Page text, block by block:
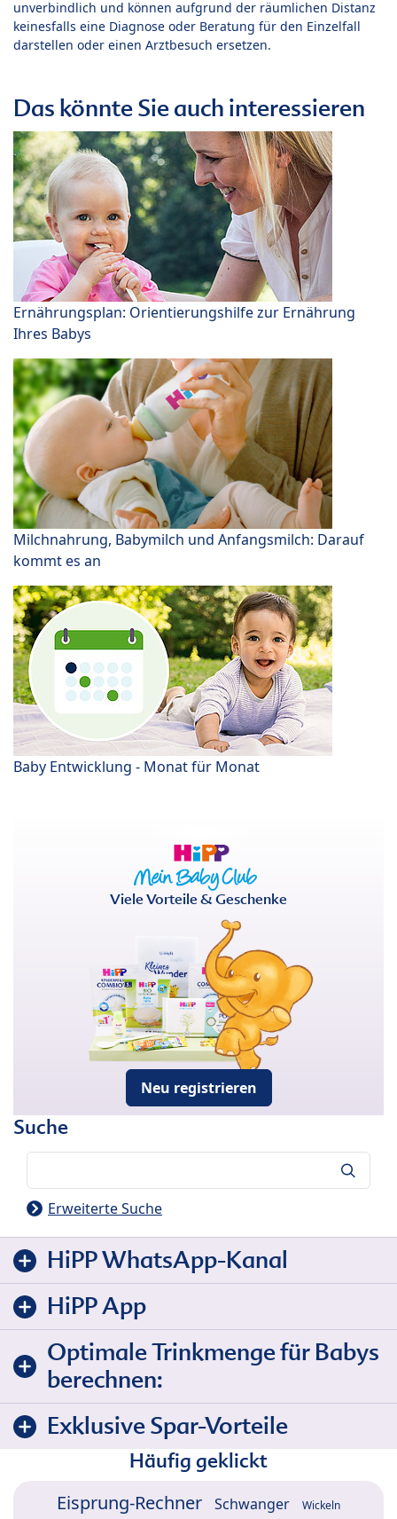
unverbindlich und können aufgrund der räumlichen Distanz
keinesfalls eine Diagnose oder Beratung für den Einzelfall
darstellen oder einen Arztbesuch ersetzen.
Das könnte Sie auch interessieren
Ernährungsplan: Orientierungshilfe zur Ernährung
Ihres Babys
Milchnahrung, Babymilch und Anfangsmilch: Darauf
kommt es an
Baby Entwicklung - Monat für Monat
Viele Vorteile & Geschenke
Neu registrieren
Suche
Erweiterte Suche
HiPP WhatsApp-Kanal
HiPP App
Optimale Trinkmenge für Babys
berechnen:
Exklusive Spar-Vorteile
Häufig geklickt
Eisprung-Rechner Schwanger Wickeln